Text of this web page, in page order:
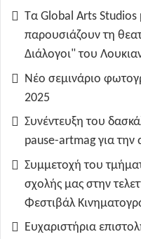
Τα Global Arts Studios
παρουσιάζουν τη
Διάλογοι" του
Νέο σεμινάριο
2025
Συνέντευξη του
pause-artmag για την
Συμμετοχή του
σχολής μας στην
Φεστιβάλ
Ευχαριστήρια